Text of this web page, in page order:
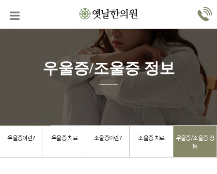
우울증/조울증 정보
우울증이란? 우울증 치료 조울증이란? 조울증 치료
우울증/조울증 정
보